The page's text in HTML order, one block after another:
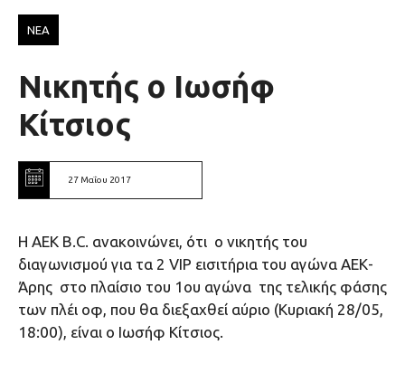
ΝΕΑ
Νικητής ο Ιωσήφ
Κίτσιος
27 Μαΐου 2017
Η ΑΕΚ B.C. ανακοινώνει, ότι ο νικητής του
διαγωνισμού για τα 2 VIP εισιτήρια του αγώνα ΑΕΚ-
Άρης στο πλαίσιο του 1ου αγώνα της τελικής φάσης
των πλέι οφ, που θα διεξαχθεί αύριο (Κυριακή 28/05,
18:00), είναι o Ιωσήφ Κίτσιος.